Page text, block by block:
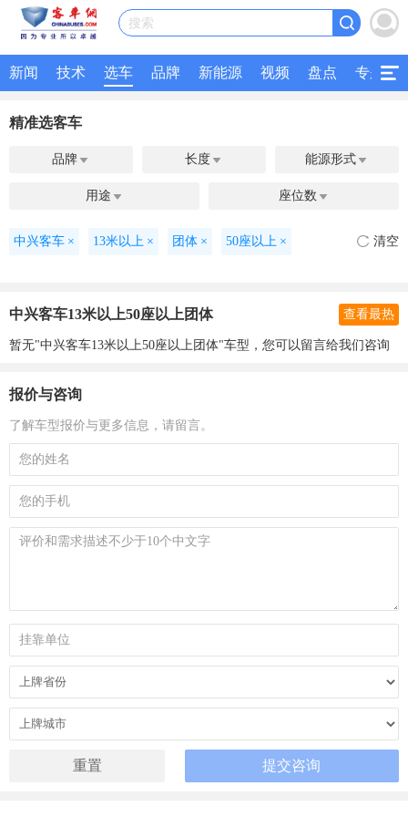
搜索
新闻 技术 选车 品牌 新能源 视频 盘点 专题
精准选客车
品牌  长度  能源形式 
用途  座位数 
中兴客车 × 13米以上 × 团体 × 50座以上 × 清空
中兴客车13米以上50座以上团体 查看最热
暂无"中兴客车13米以上50座以上团体"车型，您可以留言给我们咨询
报价与咨询
了解车型报价与更多信息，请留言。